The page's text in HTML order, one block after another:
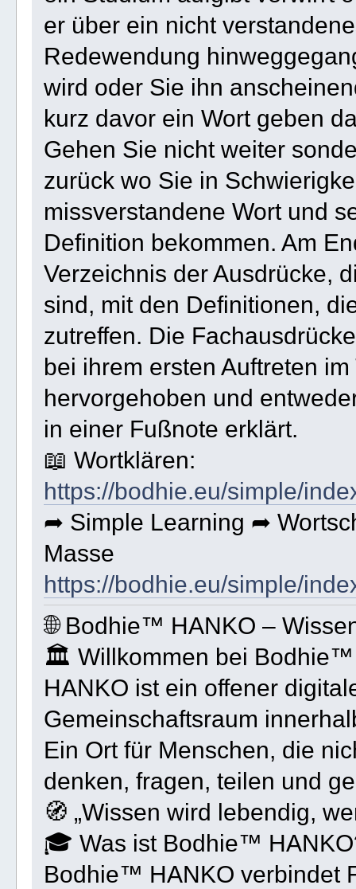
er über ein nicht
Redewendung
wird oder Sie ihn
kurz davor ein Wort geben
Gehen Sie nicht weiter
zurück wo Sie in
missverstandene Wort und
Definition bekommen. Am
Verzeichnis der Ausdrücke,
sind, mit den Definitionen,
zutreffen. Die
bei ihrem ersten Auftreten
hervorgehoben und
in einer Fußnote erklärt.
📖 Wortklären:
https://bodhie.eu/simple/
➦ Simple Learning ➦
Masse
https://bodhie.eu/simple/
🌐 Bodhie™ HANKO –
🏛 Willkommen bei Bodhie™
HANKO ist ein offener
Gemeinschaftsraum
Ein Ort für Menschen, die
denken, fragen, teilen und
🧭 „Wissen wird lebendig,
🎓 Was ist Bodhie™
Bodhie™ HANKO verbindet